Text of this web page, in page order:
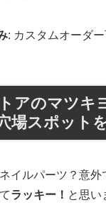
: カスタムオーダ
アのマツキ
場スポット
イルパーツ？意
ラッキー！ と思い